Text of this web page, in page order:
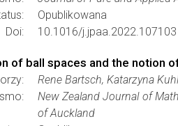
Opublikowana
Doi:
10.1016/j.jpaa.2022.107103
of ball spaces and the notion
Rene Bartsch, Katarzyna
New Zealand Journal of
of Auckland